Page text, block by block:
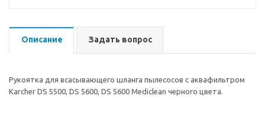
Описание Задать вопрос
Рукоятка для всасывающего шланга пылесосов с аквафильтром
Karcher DS 5500, DS 5600, DS 5600 Mediclean черного цвета.